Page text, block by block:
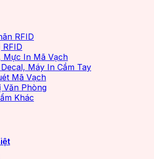
RFID
RFID
Mực In Mã Vạch
Máy In Cầm Tay
Mã Vạch
Văn Phòng
Khác